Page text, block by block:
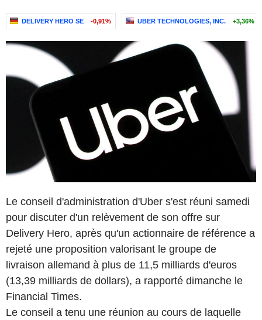
DELIVERY HERO SE -0,91% UBER TECHNOLOGIES, INC. +3,36%
Le conseil d'administration d'Uber s'est réuni samedi
pour discuter d'un relèvement de son offre sur
Delivery Hero, après qu'un actionnaire de référence a
rejeté une proposition valorisant le groupe de
livraison allemand à plus de 11,5 milliards d'euros
(13,39 milliards de dollars), a rapporté dimanche le
Financial Times.
Le conseil a tenu une réunion au cours de laquelle